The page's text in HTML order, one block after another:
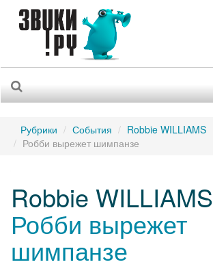
Рубрики События
Robbie WILLIAMS
Робби вырежет шимпанзе
Robbie WILLIAMS
Робби вырежет
шимпанзе